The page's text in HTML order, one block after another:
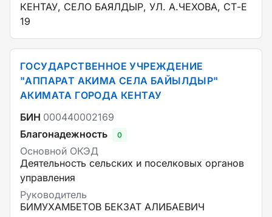
КЕНТАУ, СЕЛО БАЯЛДЫР, УЛ. А.ЧЕХОВА, СТ-Е
19
ГОСУДАРСТВЕННОЕ УЧРЕЖДЕНИЕ
"АППАРАТ АКИМА СЕЛА БАЙЫЛДЫР"
АКИМАТА ГОРОДА КЕНТАУ
БИН 000440002169
Благонадежность
0
Основной ОКЭД
Деятельность сельских и поселковых органов
управления
Руководитель
БИМУХАМБЕТОВ БЕКЗАТ АЛИБАЕВИЧ